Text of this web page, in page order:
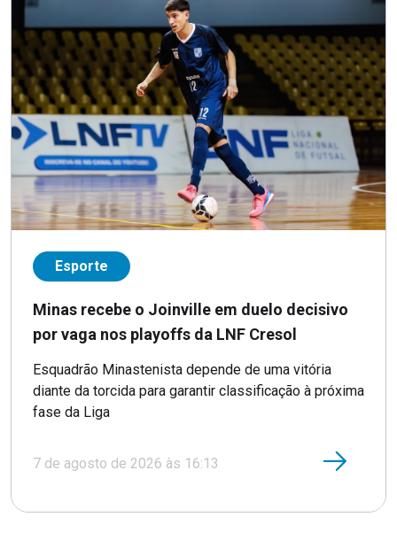
Esporte
Minas recebe o Joinville em duelo decisivo
por vaga nos playoffs da LNF Cresol
Esquadrão Minastenista depende de uma vitória
diante da torcida para garantir classificação à próxima
fase da Liga
7 de agosto de 2026 às 16:13